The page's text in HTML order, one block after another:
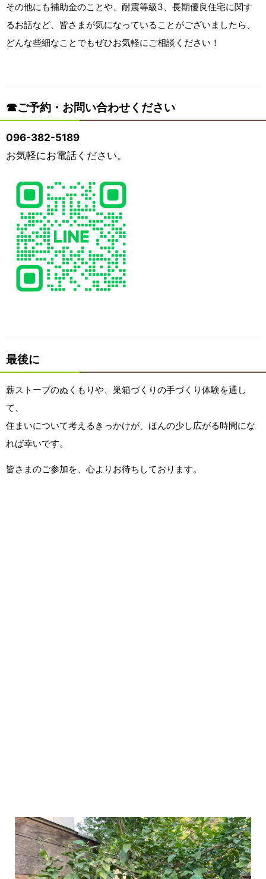
その他にも補助金のことや、耐震等級3、 長期優良住宅に関す
るお話など、 皆さまが気になっていることがございましたら、
どんな些細なことでもぜひお気軽にご相談ください！
☎︎ご予約・お問い合わせください
096-382-5189
お気軽にお電話ください。
最後に
薪ストーブのぬくもりや、巣箱づくりの手づくり体験を通し
て、
住まいについて考えるきっかけが、ほんの少し広がる時間にな
れば幸いです。
皆さまのご参加を、心よりお待ちしております。